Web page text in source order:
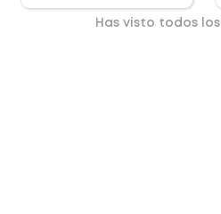
Has visto todos los